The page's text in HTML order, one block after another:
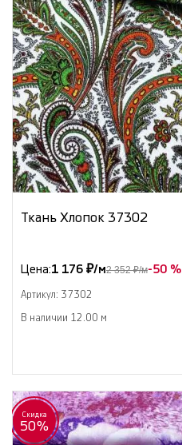
Ткань Хлопок 37302
Цена:1 176 ₽/м2 352 ₽/м-50 %
Артикул: 37302
В наличии 12.00 м
Скидка
50%